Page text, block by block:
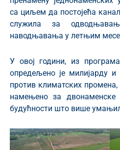
са циљем да постојећа
служила за
наводњавања у летњим
У овој години, из
опредељено је милијарду
против климатских промена,
намењено за
будућности што више